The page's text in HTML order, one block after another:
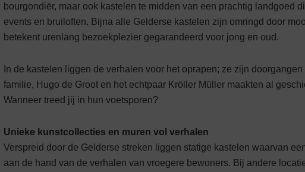
bourgondiër, maar ook kastelen te midden van een prachtig landgoed
events en bruiloften. Bijna alle Gelderse kastelen zijn omringd door
betekent urenlang bezoekplezier gegarandeerd voor jong en oud.
In de kastelen liggen de verhalen voor het oprapen; ze zijn
familie, Hugo de Groot en het echtpaar Kröl­ler­ Müller maakten al
Wanneer treed jij in hun voetsporen?
Unieke kunstcollecties en muren vol verhalen
Verspreid door de Gelderse streken liggen statige kastelen waarvan
aan de hand van de verhalen van vroe­gere bewoners. Bij andere